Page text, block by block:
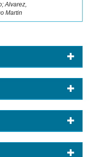
Alvarez,
Martin